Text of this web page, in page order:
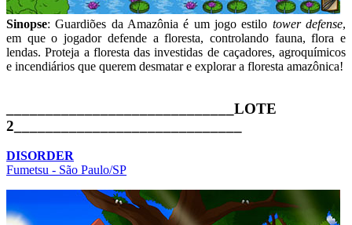
Sinopse: Guardiões da Amazônia é um jogo estilo tower defense,
em que o jogador defende a floresta, controlando fauna, flora e
lendas. Proteja a floresta das investidas de caçadores, agroquímicos
e incendiários que querem desmatar e explorar a floresta amazônica!
_____________________________LOTE
2_____________________________
DISORDER
Fumetsu - São Paulo/SP